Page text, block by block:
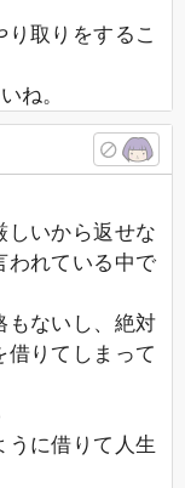
取りをするこ
ね。
しいから返せな
われている中で
もないし、絶対
借りてしまって
うに借りて人生